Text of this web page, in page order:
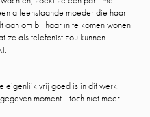
alleenstaande moeder die haar
om bij haar in te komen wonen
ze als telefonist zou kunnen
eigenlijk vrij goed is in dit werk.
moment… toch niet meer